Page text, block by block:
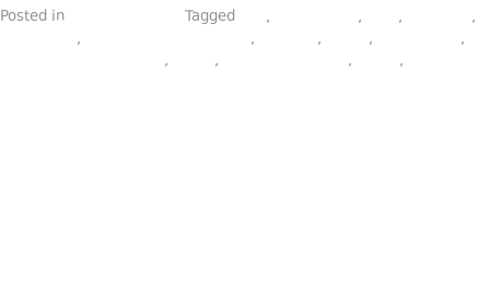
Posted in Tagged , , ,
,
, , , ,
,
, , ,
,